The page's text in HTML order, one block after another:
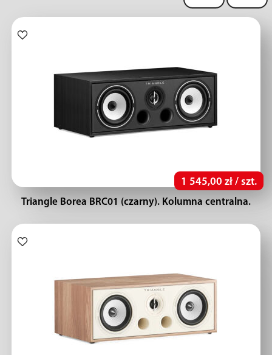
1 545,00 zł / szt.
Triangle Borea BRC01 (czarny). Kolumna centralna.